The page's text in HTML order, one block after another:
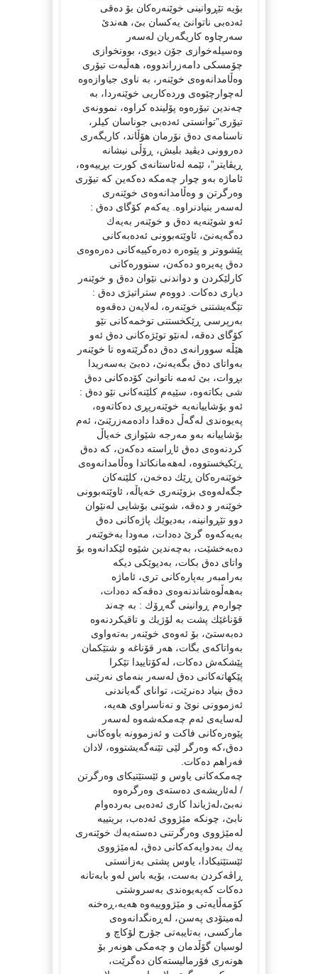
بۆیە تێڕوانینی خوێنەرەكان بۆ دەقی
ئەدەبی ناتوانێ یەكسان بێ، هەندێ
سەرچاوە كاریگەریان لەسەر
وەسیلەخوازی جۆن دیوی، بوونخوازی
چۆمسكی دامەزراندووە، هەڵبەت تیۆری
وەڵامدانەوەی خوێنەر، بە ناوی جیاوازەوە
لەچوارچێوەی وردەكاریی خوێنەردا، بە
چەندین تیۆرەوە پۆلیندە كراوە، نموونەی
تیۆری”توانستی ئەدەبی جوناسان كیلر،
ناسنامەی دەق نۆرمان هۆڵاند، كاریگەری
دەروونی دیڤید بلیش، ڕۆڵی نیشانە
ڕیڤایتر”، ئێمە لەئاستانەی كورت بڕییەوە،
ئاماژە بەو چوار چەمكە دەكەین كە تیۆری
وەرگرتن و وەڵامدانەوەی خوێنەری
لەسەر بنیادنراوە. یەكەم كۆگای دەق :
ئەو شوێنەیە دەق و خوێنەر بەیەك
دەگەیەنێ، ئاوێتەبوونی ئەدەبەكانی
پێشووتر و پێوەرە دەرەكییەكانی دەرەوەی
دەق پەیرەو دەكەن، سنوورەكانی
كارلێكردن و دواندنی نێوان دەق و خوێنەر
دیاری دەكات. دووەم ستراتیژی دەق :
تێگەیشتنی خوێنەرە، لەلایەن دەقەوە
بەرپرسی ڕێكخستنی توخمەكانی نێو
كۆگای دەقە، لەنێو توێژەكانی دەق ئەو
هێڵە سوورانەی دەق دەگرێتەوە تا خوێنەر
بەواتای دەق بگەیەنێ، دەبێ بەسەریدا
بڕوات، بێ ئەمە ناتوانێ كۆدەكانی دەق
شی بكاتەوە، سێیەم كلێنەكانی نێو دەق :
ئەو بۆشاییانەیە خوێنەرپڕی دەكاتەوە،
پەیوەندی لەگەڵ دەقدا دادەمەزرێنێ، ئەم
بۆشاییانە بەو مەرجە شێوازی خەیاڵ
كردنەوەی دەق ئاڕاستە دەكەن، كە دەق
ڕێكیخستووە، لەهەمانكاتدا وەڵامدانەوەی
خوێنەرەكان ڕێك دەخەن، كلێنەكان
جگەلەوەی بزوێنەری خەیاڵە، ئاوێتەبوونی
خوێنەر و دەقە، شوێنی بۆشایی لەنێوان
دوو تێڕوانینە، بەدیوێك پاژەكانی دەق
بەیەكەوە گرێ دەدات، مەودا بەخوێنەر
دەبەخشێت، بەچەندین شێوە لێكدانەوە بۆ
واتای دەق بكات، بەدیوێكی دیكە
بەرامبەر بەپارەكانی تری، ئاماژە
بەهەڵوەشاندنەوەی دەقەكە دەدات،
چوارەم ڕوانینی گەڕۆك : بە چەند
قۆناغێك پشت بە لۆژیك و تاقیكردنەوە
دەبەستێ، بۆ ئەوەی خوێنەر بەتەواوی
بەواتاكەی بگات، هەر قۆناغە و شتێكمان
پێشكەش دەكات، لەكۆتاییدا تێكرا
پێكهاتەكانی دەق لەسەر بنەمای نەرێنی
دەق بنیاد دەنرێت، توانای گەیاندنی
ئەزموونی نوێ و نەناسراوی هەیە،
لەسایەی ئەم چەمكەشەوە لەسەر
پێوەرەكانی فاكت و ئەزموونە باوەكانی
دەق،كە وەرگر لێی تێنەگەیشتووە، لادان
فەراهم دەكات.
چەمكەكانی یاوس و ئێستێتیكای وەرگرتن
/ لەئاریشەی دەستەی وەرگرەوە
نەبێ،لەژیاندا كاری ئەدەبی بەردەوام
نابێ، چونكە مێژووی ئەدەب، بریتییە
لەمێژووی وەرگرتنی دەستەیەك خوێنەری
یەك بەدوایەكەكانی دەق، لەمێژووی
ئێستێتیكادا، یاوس پشتی بەزانستی
ڕاڤەكردن بەست، بۆیە باس لەو بابەتانە
دەكات كەپەیوەندی بەسروشتی
كۆمەڵایەتی و مێژووییەوە هەیە،ڕەخنە
لەمیتۆدی پەسن، لەڕەنگدانەوەی
ماركسی، بەتایبەتی جۆرج لۆكاچ و
لوسیان گۆڵدمان و چەمكی هونەر بۆ
هونەری فۆرمالیستەكان دەگرێت،